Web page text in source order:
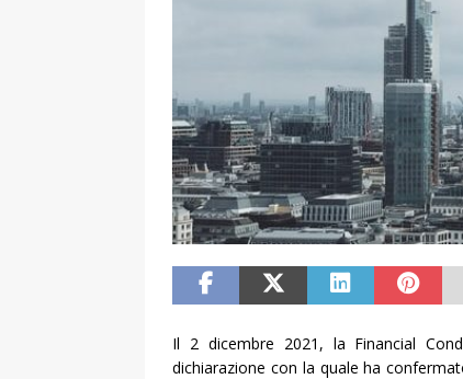
Il 2 dicembre 2021, la Financial
dichiarazione con la quale ha